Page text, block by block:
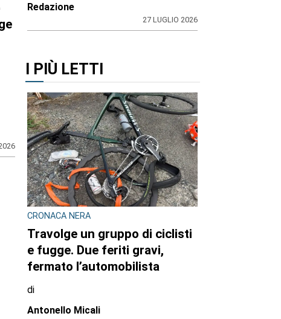
Redazione
27 LUGLIO 2026
I PIÙ LETTI
CRONACA NERA
Travolge un gruppo di ciclisti
e fugge. Due feriti gravi,
fermato l’automobilista
di
Antonello Micali